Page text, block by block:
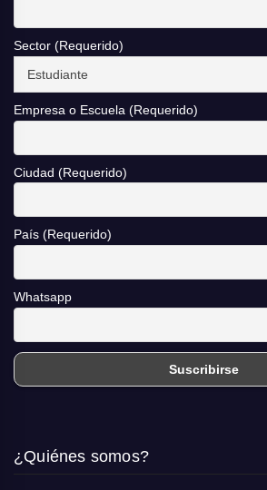
Sector (Requerido)
Empresa o Escuela (Requerido)
Ciudad (Requerido)
País (Requerido)
Whatsapp
¿Quiénes somos?